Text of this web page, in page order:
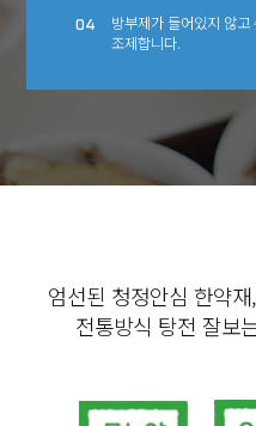
04
방부제가 들어있지 않
조제합니다.
엄선된 청정안심 한약
전통방식 탕전 잘보